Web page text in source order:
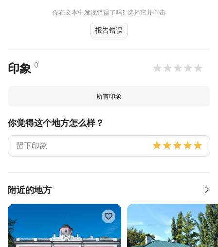
你在文本中发现错误了吗? 选择它并单击
报告错误
印象 0
所有印象
你觉得这个地方怎么样？
附近的地方